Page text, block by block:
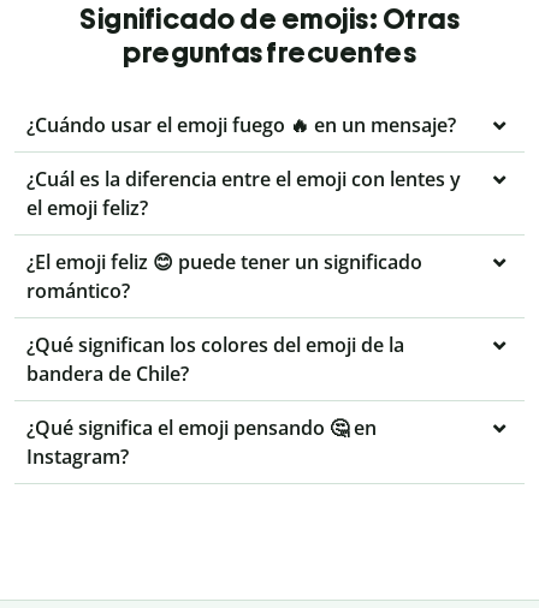
Significado de emojis: Otras
preguntas frecuentes
¿Cuándo usar el emoji fuego 🔥 en un mensaje?
¿Cuál es la diferencia entre el emoji con lentes y
el emoji feliz?
¿El emoji feliz 😊 puede tener un significado
romántico?
¿Qué significan los colores del emoji de la
bandera de Chile?
¿Qué significa el emoji pensando 🤔 en
Instagram?